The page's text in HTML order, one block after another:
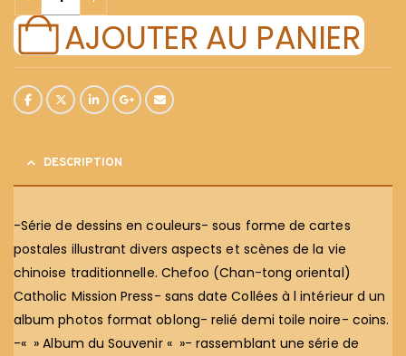
AJOUTER AU PANIER
DESCRIPTION
-Série de dessins en couleurs- sous forme de cartes
postales illustrant divers aspects et scènes de la vie
chinoise traditionnelle. Chefoo (Chan-tong oriental)
Catholic Mission Press- sans date Collées à l intérieur d un
album photos format oblong- relié demi toile noire- coins.
-« » Album du Souvenir « »- rassemblant une série de